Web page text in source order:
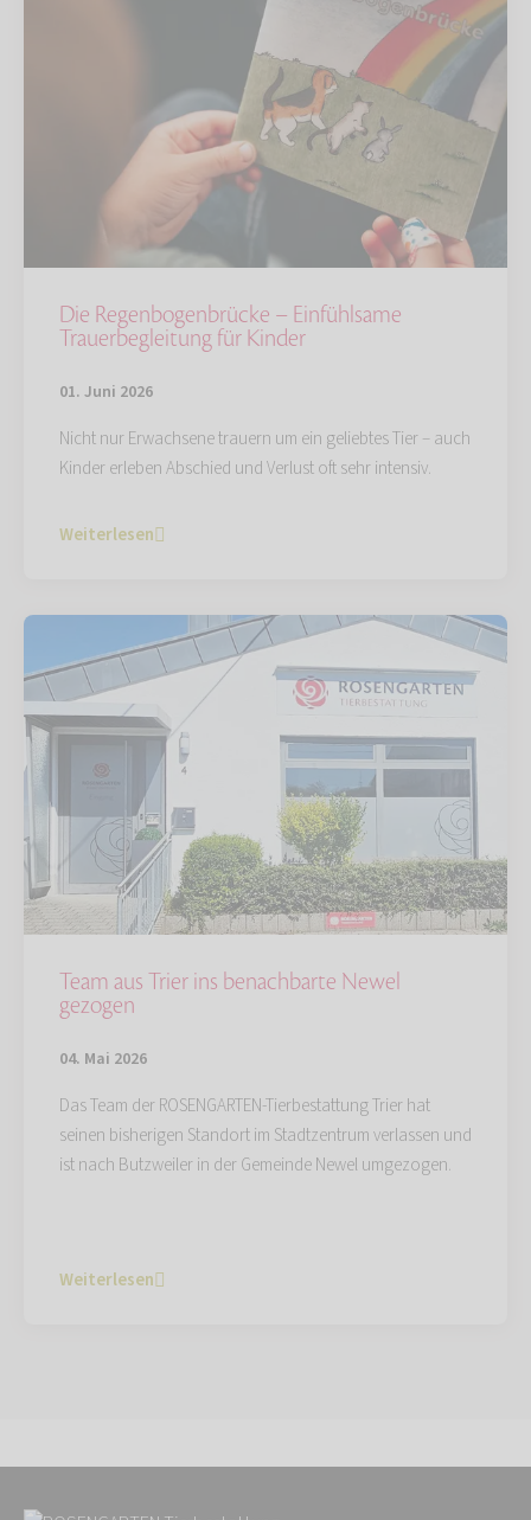
Die Regenbogenbrücke – Einfühlsame
Trauerbegleitung für Kinder
01. Juni 2026
Nicht nur Erwachsene trauern um ein geliebtes Tier – auch
Kinder erleben Abschied und Verlust oft sehr intensiv.
Weiterlesen
Team aus Trier ins benachbarte Newel
gezogen
04. Mai 2026
Das Team der ROSENGARTEN-Tierbestattung Trier hat
seinen bisherigen Standort im Stadtzentrum verlassen und
ist nach Butzweiler in der Gemeinde Newel umgezogen.
Weiterlesen